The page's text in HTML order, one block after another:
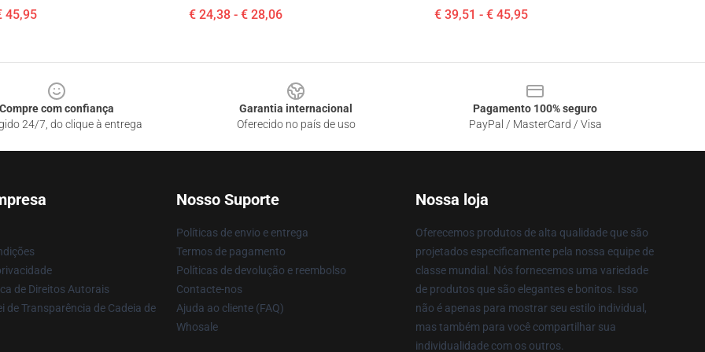
45,95 € 24,38 - € 28,06 € 39,51 - € 45,95
Compre com confiança
24/7, do clique à entrega
Garantia internacional
Oferecido no país de uso
Pagamento 100% seguro
PayPal / MasterCard / Visa
de Direitos Autorais
de Transparência de Cadeia de
Nosso Suporte
Políticas de envio e entrega
Termos de pagamento
Políticas de devolução e reembolso
Contacte-nos
Ajuda ao cliente (FAQ)
Whosale
Nossa loja
Oferecemos produtos de alta qualidade que são
projetados especificamente pela nossa equipe de
classe mundial. Nós fornecemos uma variedade
de produtos que são elegantes e bonitos. Isso
não é apenas para mostrar seu estilo individual,
mas também para você compartilhar sua
individualidade com os outros.